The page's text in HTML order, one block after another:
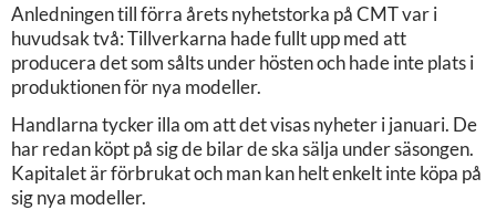
Anledningen till förra årets nyhetstorka på CMT var i
huvudsak två: Tillverkarna hade fullt upp med att
producera det som sålts under hösten och hade inte plats i
produktionen för nya modeller.
Handlarna tycker illa om att det visas nyheter i januari. De
har redan köpt på sig de bilar de ska sälja under säsongen.
Kapitalet är förbrukat och man kan helt enkelt inte köpa på
sig nya modeller.